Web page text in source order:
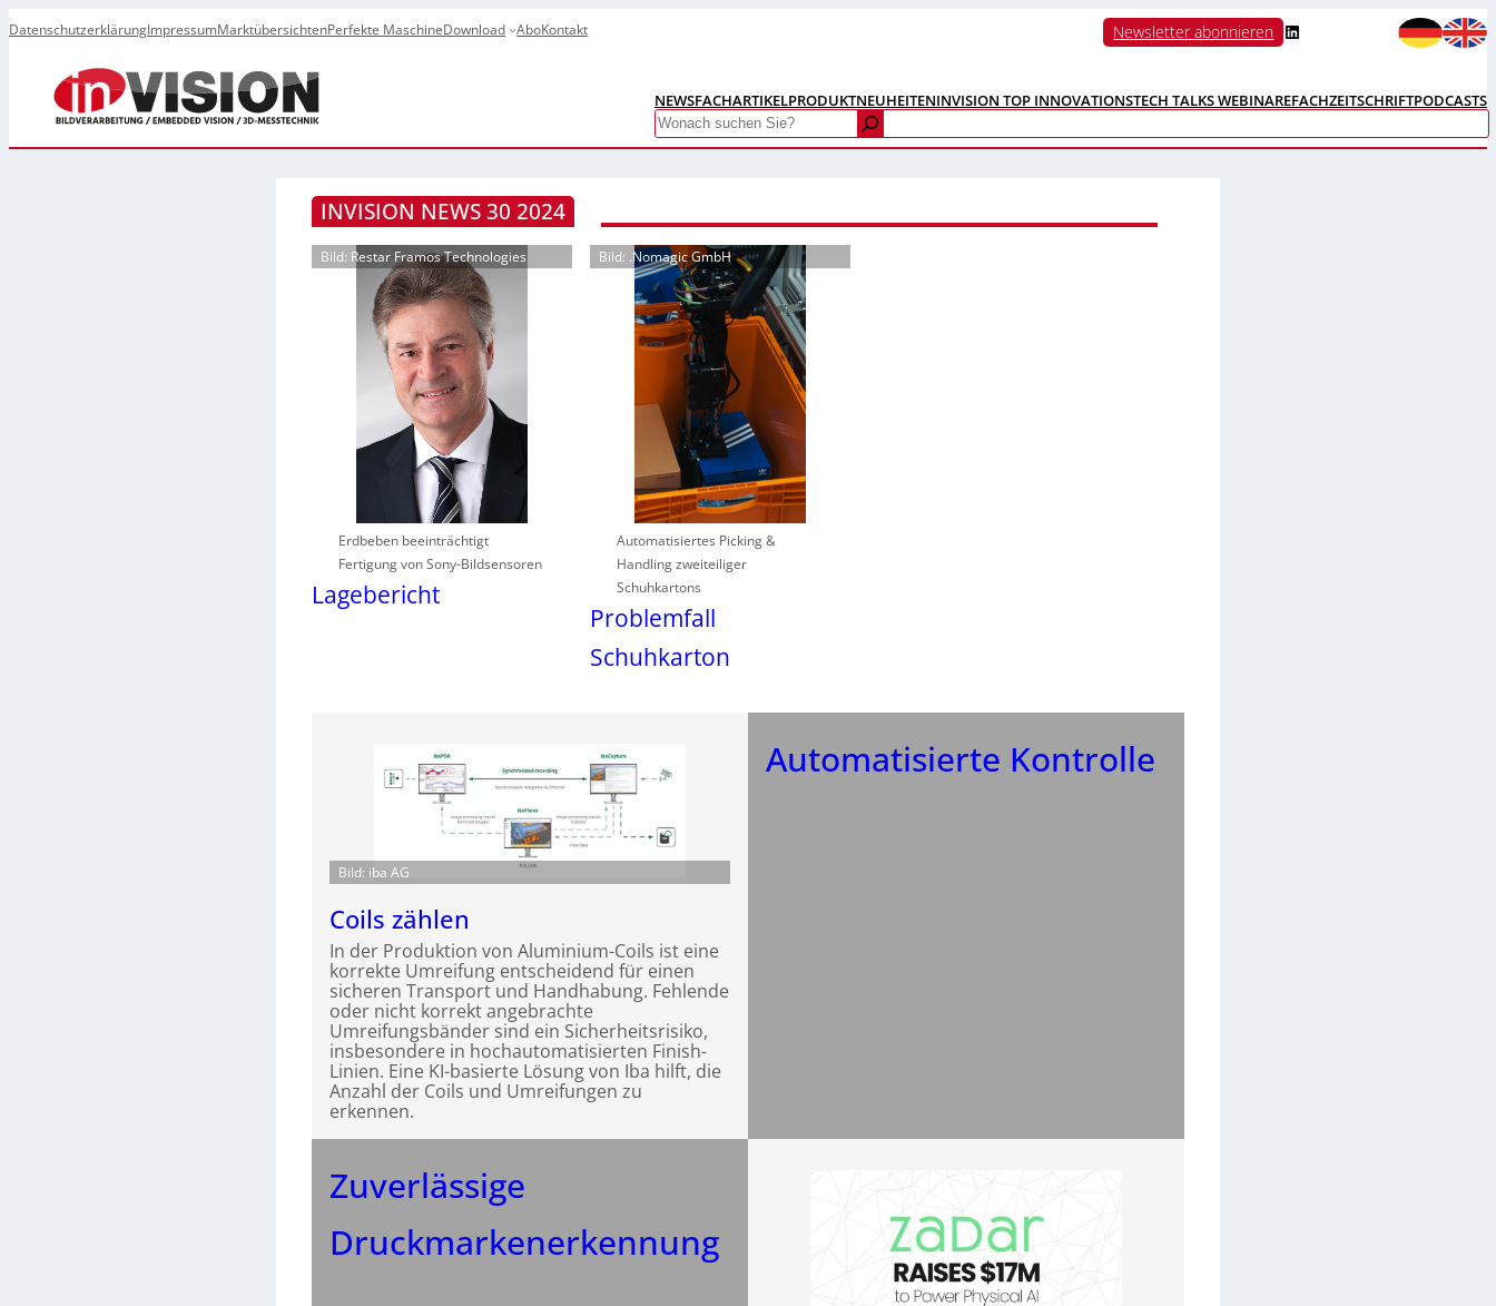
DatenschutzerklärungImpressumMarktübersichtenPerfekte MaschineDownload AboKontakt Newsletter abonnieren LinkedIn
NEWSFACHARTIKELPRODUKTNEUHEITENINVISION TOP INNOVATIONSTECH TALKS WEBINAREFACHZEITSCHRIFTPODCASTS
Search
INVISION NEWS 30 2024
Bild: Restar Framos Technologies
Erdbeben beeinträchtigt
Fertigung von Sony-Bildsensoren
Lagebericht
Bild: .Nomagic GmbH
Automatisiertes Picking &
Handling zweiteiliger
Schuhkartons
Problemfall
Schuhkarton
Bild: iba AG
Coils zählen
In der Produktion von Aluminium-Coils ist eine
korrekte Umreifung entscheidend für einen
sicheren Transport und Handhabung. Fehlende
oder nicht korrekt angebrachte
Umreifungsbänder sind ein Sicherheitsrisiko,
insbesondere in hochautomatisierten Finish-
Linien. Eine KI-basierte Lösung von Iba hilft, die
Anzahl der Coils und Umreifungen zu
erkennen.
Automatisierte Kontrolle
Zuverlässige
Druckmarkenerkennung